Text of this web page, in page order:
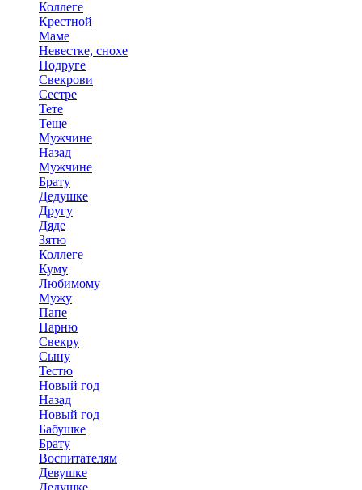
Коллеге
Крестной
Маме
Невестке, снохе
Подруге
Свекрови
Сестре
Тете
Теще
Мужчине
Назад
Мужчине
Брату
Дедушке
Другу
Дяде
Зятю
Коллеге
Куму
Любимому
Мужу
Папе
Парню
Свекру
Сыну
Тестю
Новый год
Назад
Новый год
Бабушке
Брату
Воспитателям
Девушке
Дедушке